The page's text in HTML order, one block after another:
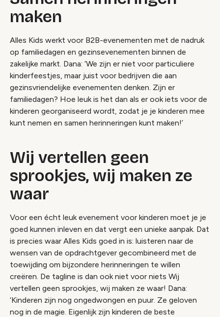
maken
Alles Kids werkt voor B2B-evenementen met de nadruk
op familiedagen en gezinsevenementen binnen de
zakelijke markt. Dana: ‘We zijn er niet voor particuliere
kinderfeestjes, maar juist voor bedrijven die aan
gezinsvriendelijke evenementen denken. Zijn er
familiedagen? Hoe leuk is het dan als er ook iets voor de
kinderen georganiseerd wordt, zodat je je kinderen mee
kunt nemen en samen herinneringen kunt maken!’
Wij vertellen geen
sprookjes, wij maken ze
waar
Voor een écht leuk evenement voor kinderen moet je je
goed kunnen inleven en dat vergt een unieke aanpak. Dat
is precies waar Alles Kids goed in is: luisteren naar de
wensen van de opdrachtgever gecombineerd met de
toewijding om bijzondere herinneringen te willen
creëren. De tagline is dan ook niet voor niets Wij
vertellen geen sprookjes, wij maken ze waar! Dana:
‘Kinderen zijn nog ongedwongen en puur. Ze geloven
nog in de magie. Eigenlijk zijn kinderen de beste